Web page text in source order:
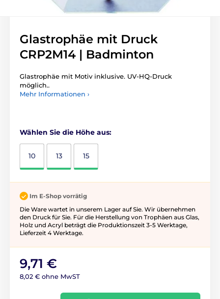
Glastrophäe mit Druck
CRP2M14 | Badminton
Glastrophäe mit Motiv inklusive. UV-HQ-Druck
möglich..
Mehr Informationen ›
Wählen Sie die Höhe aus:
10 13 15
Im E-Shop vorrätig
Die Ware wartet in unserem Lager auf Sie. Wir übernehmen
den Druck für Sie. Für die Herstellung von Trophäen aus Glas,
Holz und Acryl beträgt die Produktionszeit 3-5 ​​Werktage,
Lieferzeit 4 Werktage.
9,71 €
8,02 € ohne MwST